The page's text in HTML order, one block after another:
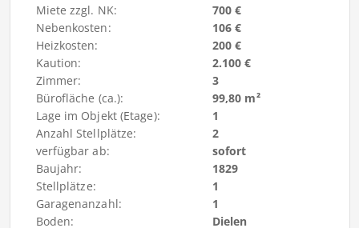
Miete zzgl. NK:
700 €
Nebenkosten:
106 €
Heizkosten:
200 €
Kaution:
2.100 €
Zimmer:
3
Bürofläche (ca.):
99,80 m²
Lage im Objekt (Etage):
1
Anzahl Stellplätze:
2
verfügbar ab:
sofort
Baujahr:
1829
Stellplätze:
1
Garagenanzahl:
1
Boden:
Dielen